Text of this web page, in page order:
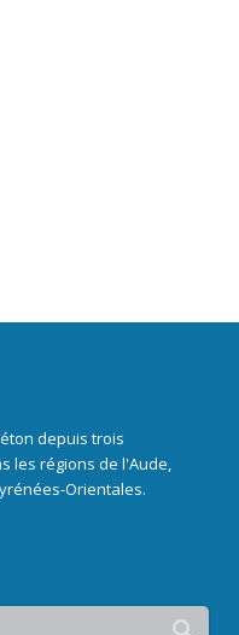
depuis trois
les régions de l'Aude,
Orientales.